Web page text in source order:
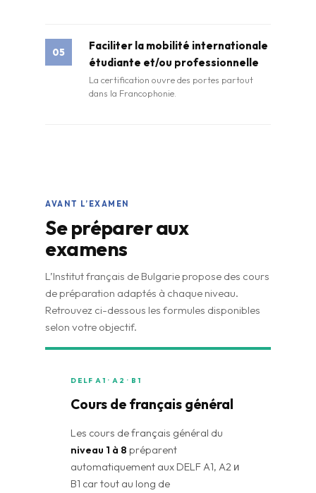
05
Faciliter la mobilité internationale
étudiante et/ou professionnelle
La certification ouvre des portes partout
dans la Francophonie.
AVANT L’EXAMEN
Se préparer aux
examens
L’Institut français de Bulgarie propose des cours
de préparation adaptés à chaque niveau.
Retrouvez ci-dessous les formules disponibles
selon votre objectif.
DELF A1 · A2 · B1
Cours de français général
Les cours de français général du
niveau 1 à 8 préparent
automatiquement aux DELF A1, A2 и
B1 car tout au long de